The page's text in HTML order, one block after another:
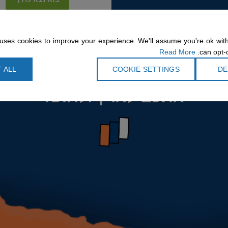
לאורך שביל ישראל, עם
מהטבע המדהים, חוויות
אתכם לארץ ולרגש!
cookies to improve your experience. We'll assume you're ok
can opt-
Read More
COOKIE SETTINGS
ALL